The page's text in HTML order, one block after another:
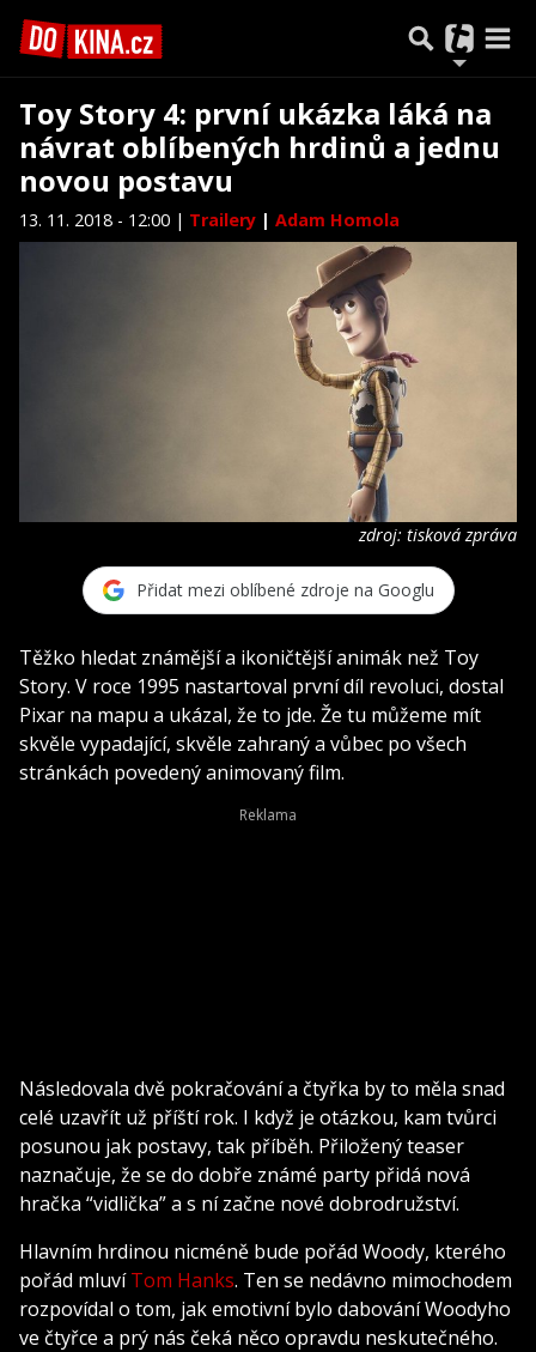
Toy Story 4: první ukázka láká na
návrat oblíbených hrdinů a jednu
novou postavu
13. 11. 2018 - 12:00 | Trailery | Adam Homola
zdroj: tisková zpráva
Přidat mezi oblíbené zdroje na Googlu
Těžko hledat známější a ikoničtější animák než Toy
Story. V roce 1995 nastartoval první díl revoluci, dostal
Pixar na mapu a ukázal, že to jde. Že tu můžeme mít
skvěle vypadající, skvěle zahraný a vůbec po všech
stránkách povedený animovaný film.
Následovala dvě pokračování a čtyřka by to měla snad
celé uzavřít už příští rok. I když je otázkou, kam tvůrci
posunou jak postavy, tak příběh. Přiložený teaser
naznačuje, že se do dobře známé party přidá nová
hračka “vidlička” a s ní začne nové dobrodružství.
Hlavním hrdinou nicméně bude pořád Woody, kterého
pořád mluvíTom Hanks. Ten se nedávno mimochodem
rozpovídal o tom, jak emotivní bylo dabování Woodyho
ve čtyřce a prý nás čeká něco opravdu neskutečného.